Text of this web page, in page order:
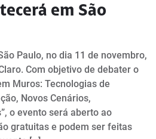
em São
Paulo, no dia 11 de novembro,
Com objetivo de debater o
Muros: Tecnologias de
Novos Cenários,
o evento será aberto ao
gratuitas e podem ser feitas